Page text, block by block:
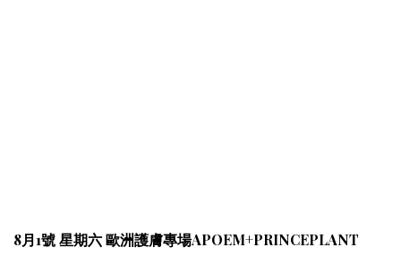
8月1號 星期六 歐洲護膚專場APOEM+PRINCEPLANT